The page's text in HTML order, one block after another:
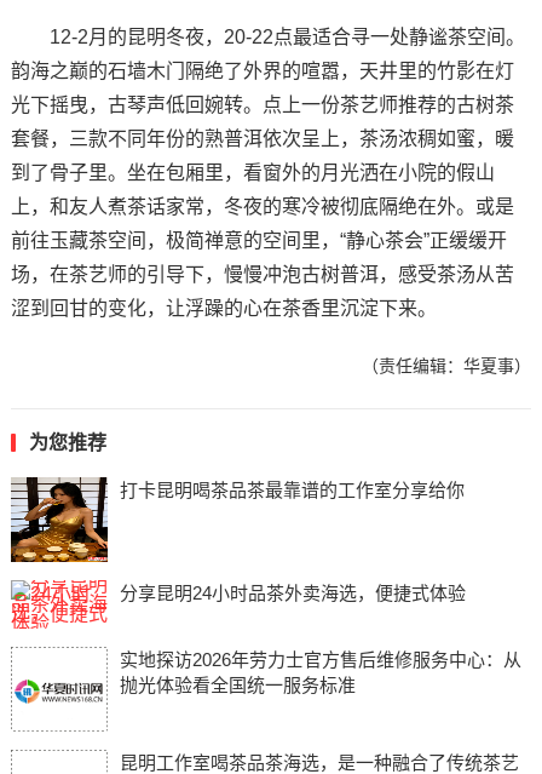
12-2月的昆明冬夜，20-22点最适合寻一处静谧茶空间。
韵海之巅的石墙木门隔绝了外界的喧嚣，天井里的竹影在灯
光下摇曳，古琴声低回婉转。点上一份茶艺师推荐的古树茶
套餐，三款不同年份的熟普洱依次呈上，茶汤浓稠如蜜，暖
到了骨子里。坐在包厢里，看窗外的月光洒在小院的假山
上，和友人煮茶话家常，冬夜的寒冷被彻底隔绝在外。或是
前往玉藏茶空间，极简禅意的空间里，“静心茶会”正缓缓开
场，在茶艺师的引导下，慢慢冲泡古树普洱，感受茶汤从苦
涩到回甘的变化，让浮躁的心在茶香里沉淀下来。
（责任编辑：华夏事）
为您推荐
打卡昆明喝茶品茶最靠谱的工作室分享给你
分享昆明24小时品茶外卖海选，便捷式体验
实地探访2026年劳力士官方售后维修服务中心：从
抛光体验看全国统一服务标准
昆明工作室喝茶品茶海选，是一种融合了传统茶艺